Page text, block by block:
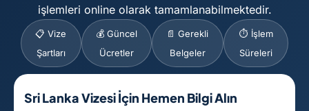
işlemleri online olarak tamamlanabilmektedir.
📋 Vize
Şartları
💰 Güncel
Ücretler
📄 Gerekli
Belgeler
⏱️ İşlem
Süreleri
Sri Lanka Vizesi İçin Hemen Bilgi Alın